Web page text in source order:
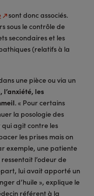
sont donc associés.
sous le contrôle de
secondaires et les
(relatifs à la
une pièce ou via un
l’anxiété, les
. « Pour certains
la posologie des
qui agit contre les
les prises mais on
exemple, une patiente
l’odeur de
lui avait apporté un
d’huile », explique le
référent à la